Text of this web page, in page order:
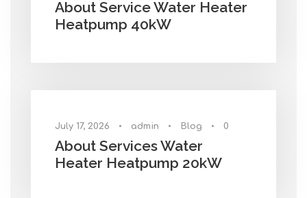
About Service Water Heater
Heatpump 40kW
July 17, 2026 • admin • Blog • 0
About Services Water
Heater Heatpump 20kW